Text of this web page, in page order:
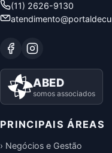
(11) 2626-9130
ABED
somos associados
PRINCIPAIS ÁREAS
› Negócios e Gestão